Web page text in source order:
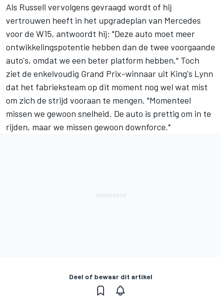
Als Russell vervolgens gevraagd wordt of hij
vertrouwen heeft in het upgradeplan van Mercedes
voor de W15, antwoordt hij: "Deze auto moet meer
ontwikkelingspotentie hebben dan de twee voorgaande
auto's, omdat we een beter platform hebben." Toch
ziet de enkelvoudig Grand Prix-winnaar uit King's Lynn
dat het fabrieksteam op dit moment nog wel wat mist
om zich de strijd vooraan te mengen. "Momenteel
missen we gewoon snelheid. De auto is prettig om in te
rijden, maar we missen gewoon downforce."
Deel of bewaar dit artikel